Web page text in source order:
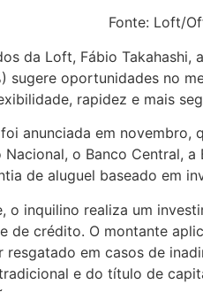
Fonte: Loft/
da Loft, Fábio Takahashi,
sugere oportunidades no
rapidez e mais
anunciada em novembro,
o Banco Central,
de aluguel baseado em
o inquilino realiza um
de crédito. O montante
em casos de
e do título de